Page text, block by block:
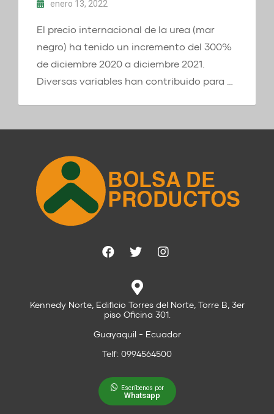
enero 13, 2022
El precio internacional de la urea (mar
negro) ha tenido un incremento del 300%
de diciembre 2020 a diciembre 2021.
Diversas variables han contribuido para …
Kennedy Norte, Edificio Torres del Norte, Torre B, 3er
piso Oficina 301.
Guayaquil - Ecuador
Telf: 0994564500
Escríbenos por
Whatsapp